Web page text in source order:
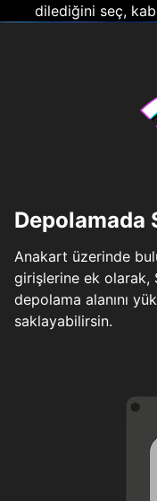
dilediğini seç,
Depolamada
Anakart üzerinde
girişlerine ek olarak,
depolama alanını
saklayabilirsin.